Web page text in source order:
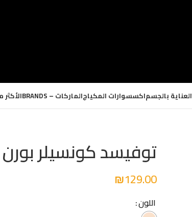
العناية بالجسماكسسوارات المكياجالماركات – BRANDS الأكثر
توفيسد كونسيلر
₪129.00
اللون